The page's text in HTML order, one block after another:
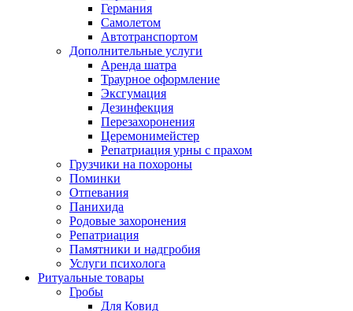
Германия
Самолетом
Автотранспортом
Дополнительные услуги
Аренда шатра
Траурное оформление
Эксгумация
Дезинфекция
Перезахоронения
Церемонимейстер
Репатриация урны с прахом
Грузчики на похороны
Поминки
Отпевания
Панихида
Родовые захоронения
Репатриация
Памятники и надгробия
Услуги психолога
Ритуальные товары
Гробы
Для Ковид